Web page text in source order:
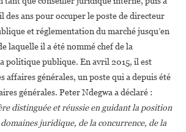
des ans pour occuper le poste de directeur
et réglementation du marché jusqu’en
laquelle il a été nommé chef de la
politique publique. En avril 2015, il est
affaires générales, un poste qui a depuis été
générales. Peter Ndegwa a déclaré :
distinguée et réussie en guidant la position
juridique, de la concurrence, de la